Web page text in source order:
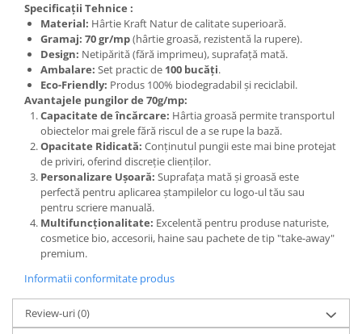
Specificații Tehnice :
Material: Hârtie Kraft Natur de calitate superioară.
Gramaj: 70 gr/mp(hârtie groasă, rezistentă la rupere).
Design: Netipărită (fără imprimeu), suprafață mată.
Ambalare: Set practic de 100 bucăți.
Eco-Friendly: Produs 100% biodegradabil și reciclabil.
Avantajele pungilor de 70g/mp:
Capacitate de încărcare: Hârtia groasă permite transportul
obiectelor mai grele fără riscul de a se rupe la bază.
Opacitate Ridicată: Conținutul pungii este mai bine protejat
de priviri, oferind discreție clienților.
Personalizare Ușoară: Suprafața mată și groasă este
perfectă pentru aplicarea ștampilelor cu logo-ul tău sau
pentru scriere manuală.
Multifuncționalitate: Excelentă pentru produse naturiste,
cosmetice bio, accesorii, haine sau pachete de tip "take-away"
premium.
Informatii conformitate produs
Review-uri(0)